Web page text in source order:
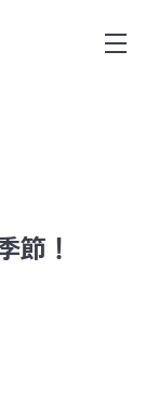
節！